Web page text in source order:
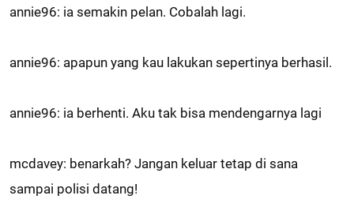
annie96: ia semakin pelan. Cobalah lagi.
annie96: apapun yang kau lakukan sepertinya berhasil.
annie96: ia berhenti. Aku tak bisa mendengarnya lagi
mcdavey: benarkah? Jangan keluar tetap di sana
sampai polisi datang!